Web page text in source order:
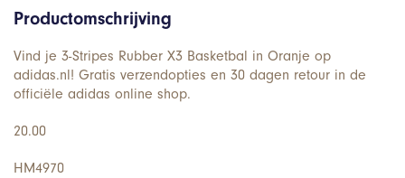
Productomschrijving
Vind je 3-Stripes Rubber X3 Basketbal in Oranje op
adidas.nl! Gratis verzendopties en 30 dagen retour in de
officiële adidas online shop.
20.00
HM4970